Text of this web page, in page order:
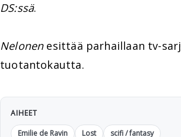
DS:ssä.
Nelonenesittää parhaillaan tv-
tuotantokautta.
AIHEET
Emilie de Ravin
Lost scifi / fantasy